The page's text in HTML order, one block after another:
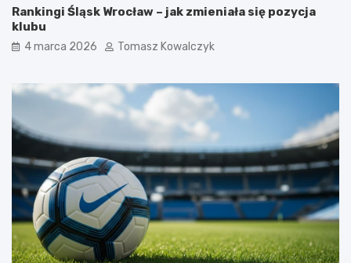
Rankingi Śląsk Wrocław – jak zmieniała się pozycja
klubu
4 marca 2026 Tomasz Kowalczyk